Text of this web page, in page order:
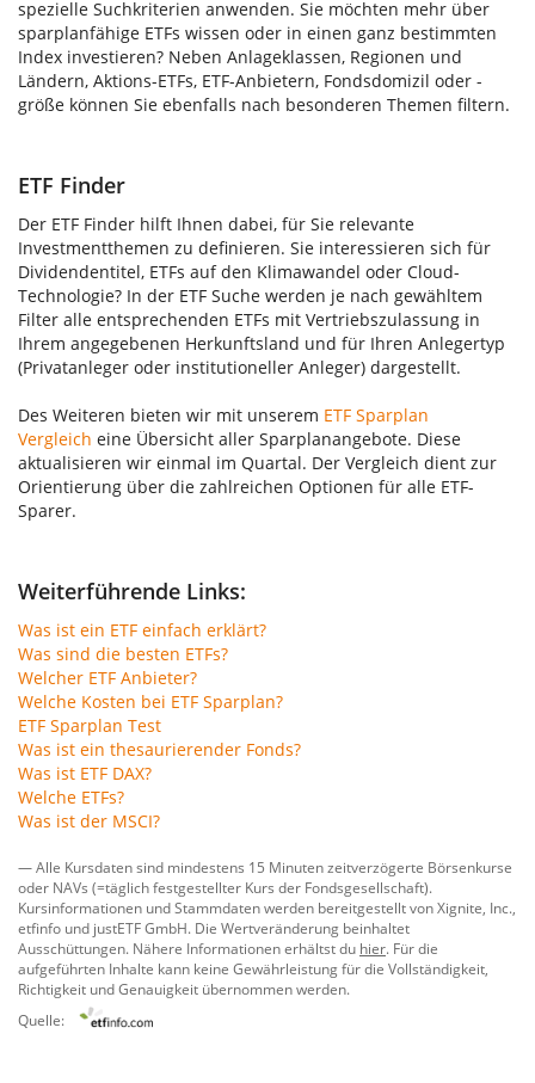
spezielle Suchkriterien anwenden. Sie möchten mehr über
sparplanfähige ETFs wissen oder in einen ganz bestimmten
Index investieren? Neben Anlageklassen, Regionen und
Ländern, Aktions-ETFs, ETF-Anbietern, Fondsdomizil oder -
größe können Sie ebenfalls nach besonderen Themen filtern.
ETF Finder
Der ETF Finder hilft Ihnen dabei, für Sie relevante
Investmentthemen zu definieren. Sie interessieren sich für
Dividendentitel, ETFs auf den Klimawandel oder Cloud-
Technologie? In der ETF Suche werden je nach gewähltem
Filter alle entsprechenden ETFs mit Vertriebszulassung in
Ihrem angegebenen Herkunftsland und für Ihren Anlegertyp
(Privatanleger oder institutioneller Anleger) dargestellt.
Des Weiteren bieten wir mit unserem ETF Sparplan
Vergleich eine Übersicht aller Sparplanangebote. Diese
aktualisieren wir einmal im Quartal. Der Vergleich dient zur
Orientierung über die zahlreichen Optionen für alle ETF-
Sparer.
Weiterführende Links:
Was ist ein ETF einfach erklärt?
Was sind die besten ETFs?
Welcher ETF Anbieter?
Welche Kosten bei ETF Sparplan?
ETF Sparplan Test
Was ist ein thesaurierender Fonds?
Was ist ETF DAX?
Welche ETFs?
Was ist der MSCI?
— Alle Kursdaten sind mindestens 15 Minuten zeitverzögerte Börsenkurse
oder NAVs (=täglich festgestellter Kurs der Fondsgesellschaft).
Kursinformationen und Stammdaten werden bereitgestellt vonXignite, Inc.
etfinfo und justETF GmbH. Die Wertveränderung beinhaltet
Ausschüttungen. Nähere Informationen erhältst du hier. Für die
aufgeführten Inhalte kann keine Gewährleistung für die Vollständigkeit,
Richtigkeit und Genauigkeit übernommen werden.
Quelle: